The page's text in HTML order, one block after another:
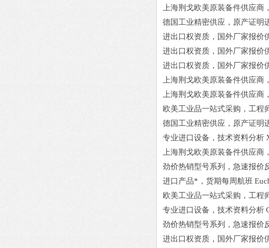
上海荆戈欧美原装备件供应商
德国工业精密供应，原产证明
进出口权资质，国外厂家报价
进出口权资质，国外厂家报价
进出口权资质，国外厂家报价
上海荆戈欧美原装备件供应商
上海荆戈欧美原装备件供应商
欧美工业品一站式采购，工程
德国工业精密供应，原产证明
专业进口设备，技术资料分析
上海荆戈欧美原装备件供应商
劲价热销型号系列，急速报价
进口产品*，货期每周航班
欧美工业品一站式采购，工程
专业进口设备，技术资料分析
劲价热销型号系列，急速报价
进出口权资质，国外厂家报价